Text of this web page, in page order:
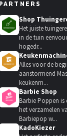
PARTNERS
Shop
Het juiste
in de tuin
hogedr...
Alles voor de
aanstormend
keukenm...
Barbie Shop
Barbie Poppen
het verzamelen
Barbiepop w...
KadoKiezer